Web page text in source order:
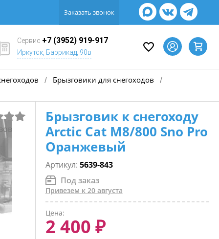
Заказать звонок
Сервис +7 (3952) 919-917
Иркутск, Баррикад, 90в
/ Брызговики для снегоходов /
Брызговик к снегоходу
Arctic Cat М8/800 Sno Pro
Оранжевый
Артикул: 5639-843
Под заказ
Привезем к 20 августа
Цена:
2 400 ₽